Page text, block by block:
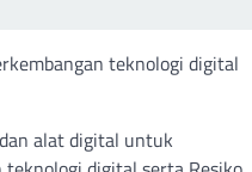
teknologi digital
alat digital untuk